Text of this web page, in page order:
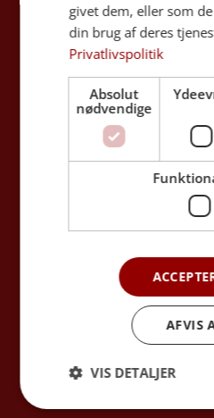
Alle produkter
Økonomi ved begravelse/
Dødsfald i udlandet
Begravelseshjælp
Digital arv
Begravelse & bisættelse
Askespredning
Omtanke for miljøet
givet dem, eller som
din brug af deres
Privatlivspolitik
Absolut
nødvendige
AFVIS
VIS DETALJER